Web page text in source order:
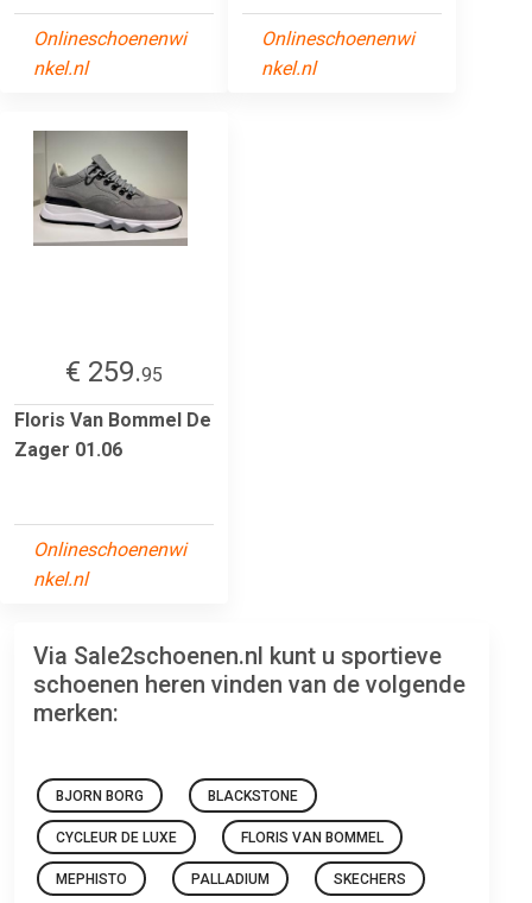
Onlineschoenenwi
nkel.nl
Onlineschoenenwi
nkel.nl
€ 259.95
Floris Van Bommel De
Zager 01.06
Onlineschoenenwi
nkel.nl
Via Sale2schoenen.nl kunt u sportieve
schoenen heren vinden van de volgende
merken:
BJORN BORG BLACKSTONE
CYCLEUR DE LUXE FLORIS VAN BOMMEL
MEPHISTO PALLADIUM SKECHERS